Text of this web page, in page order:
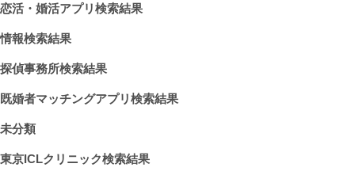
恋活・婚活アプリ検索結果
情報検索結果
探偵事務所検索結果
既婚者マッチングアプリ検索結果
未分類
東京ICLクリニック検索結果